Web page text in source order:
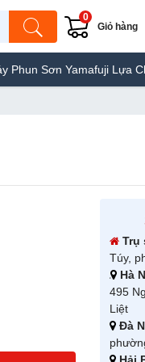
Giỏ hàng
0
Yamafuji Lựa Chọn Tối
Trụ
Túy,
Hà
495
Liệt
Đà